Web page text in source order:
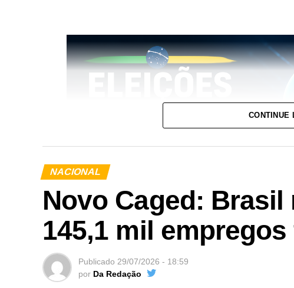
CONTINUE
NACIONAL
Novo Caged:
145,1 mil
Publicado 29/07/2026 - 18:59
por Da Redação